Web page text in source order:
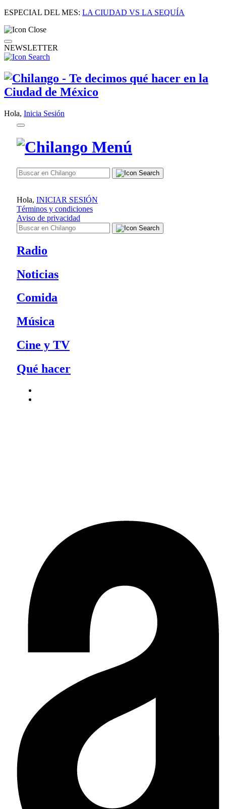
ESPECIAL DEL MES: LA CIUDAD VS LA SEQUÍA
NEWSLETTER
Hola, Inicia Sesión
Hola, INICIAR SESIÓN
Términos y condiciones
Aviso de privacidad
Radio
Noticias
Comida
Música
Cine y TV
Qué hacer